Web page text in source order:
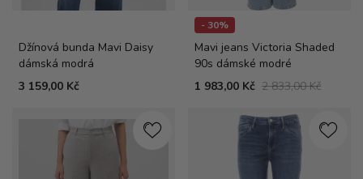
Džínová bunda Mavi Daisy
dámská modrá
3 159,00 Kč
- 30%
Mavi jeans Victoria Shaded
90s dámské modré
1 983,00 Kč 2 833,00 Kč